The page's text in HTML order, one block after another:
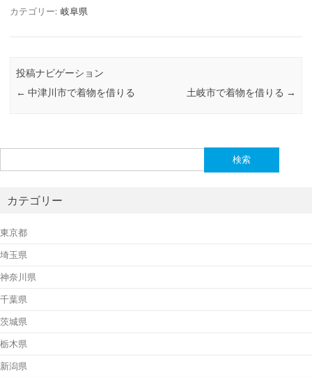
カテゴリー: 岐阜県
投稿ナビゲーション
← 中津川市で着物を借りる 土岐市で着物を借りる →
索:
カテゴリー
東京都
埼玉県
神奈川県
千葉県
茨城県
栃木県
新潟県